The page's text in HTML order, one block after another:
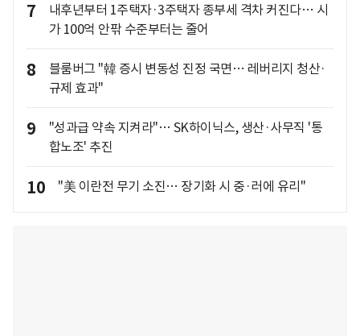
7
내후년부터 1주택자·3주택자 종부세 격차 커진다… 시
가 100억 안팎 수준부터는 줄어
8
블룸버그 "韓 증시 변동성 진정 국면… 레버리지 청산·
규제 효과"
9
"성과급 약속 지켜라"… SK하이닉스, 생산·사무직 '통
합노조' 추진
10 "美 이란전 무기 소진… 장기화 시 중·러에 유리"